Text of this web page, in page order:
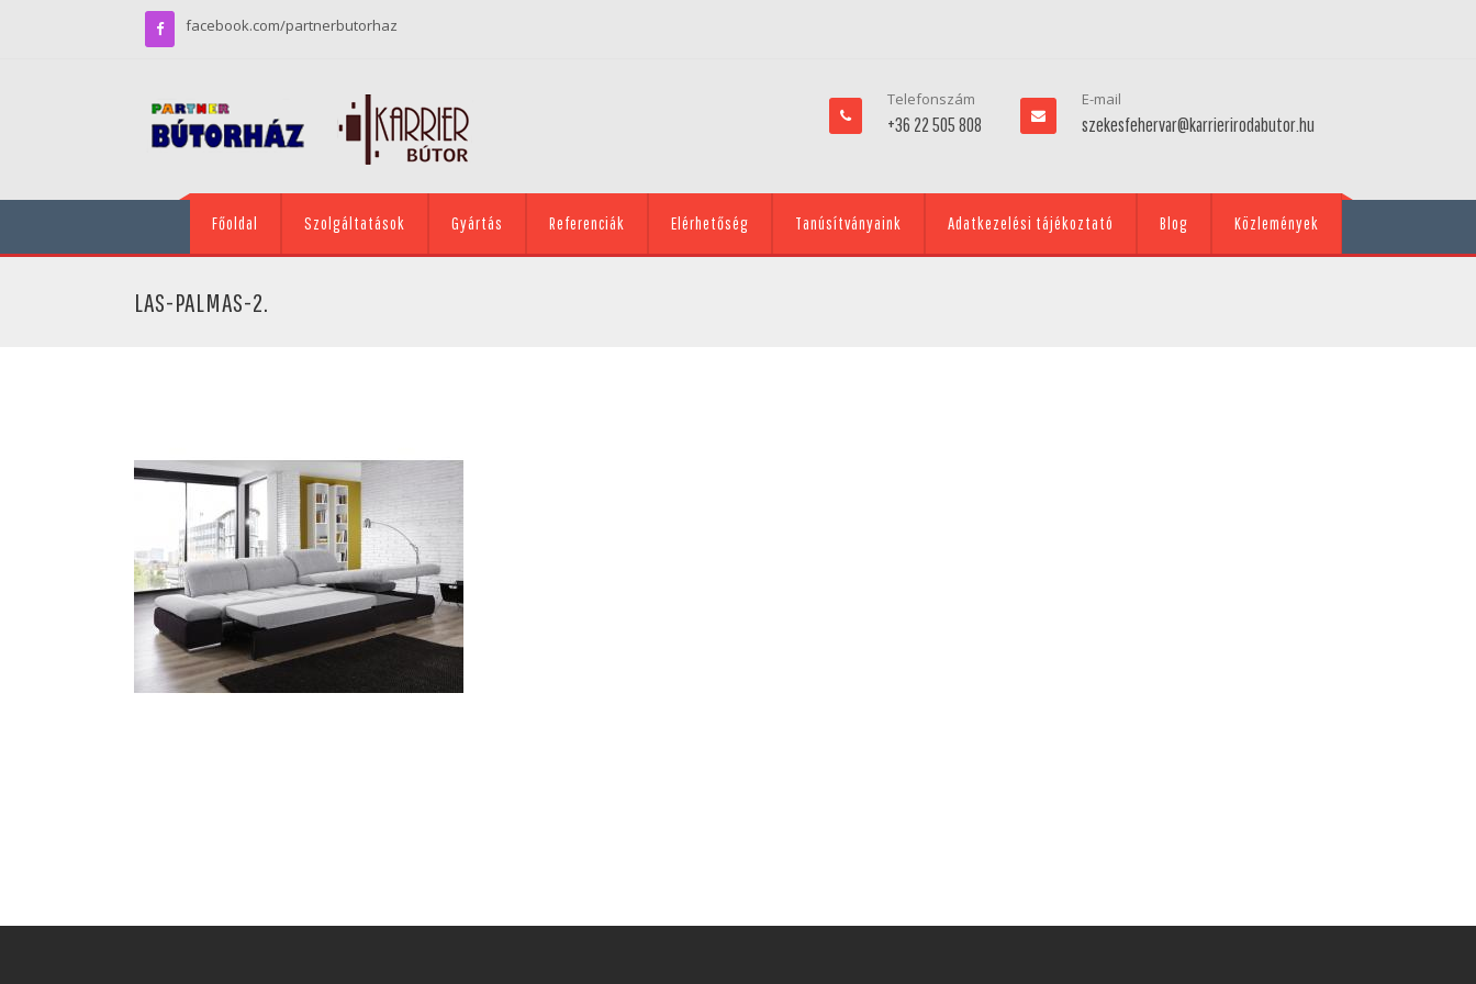
facebook.com/partnerbutorhaz
Telefonszám
+36 22 505 808
E-mail
szekesfehervar@karrierirodabutor.hu
Főoldal Szolgáltatások Gyártás Referenciák Elérhetőség Tanúsítványaink Adatkezelési tájékoztató Blog Közlemények
LAS-PALMAS-2.